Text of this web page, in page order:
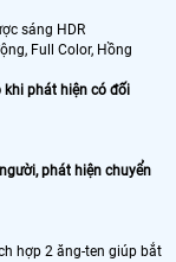
sáng HDR
Full Color, Hồng
khi phát hiện có đối
phát hiện chuyển
hợp 2 ăng-ten giúp bắt